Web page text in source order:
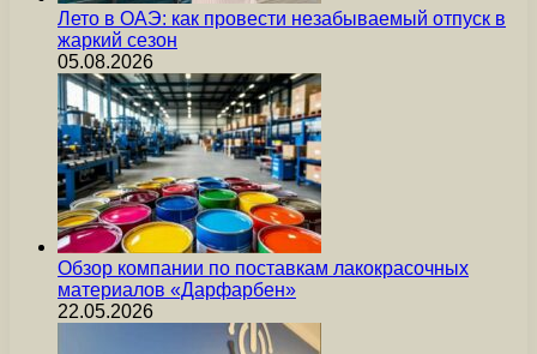
Лето в ОАЭ: как провести незабываемый отпуск в
жаркий сезон
05.08.2026
Обзор компании по поставкам лакокрасочных
материалов «Дарфарбен»
22.05.2026